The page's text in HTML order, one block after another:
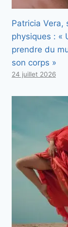
Patricia Vera,
physiques : «
prendre du
son corps »
24 juillet 2026